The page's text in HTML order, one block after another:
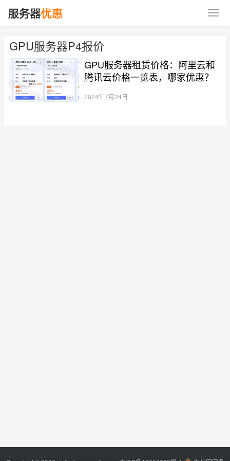
GPU服务器P4报价
GPU服务器租赁价格：阿里云和
腾讯云价格一览表，哪家优惠？
2024年7月24日